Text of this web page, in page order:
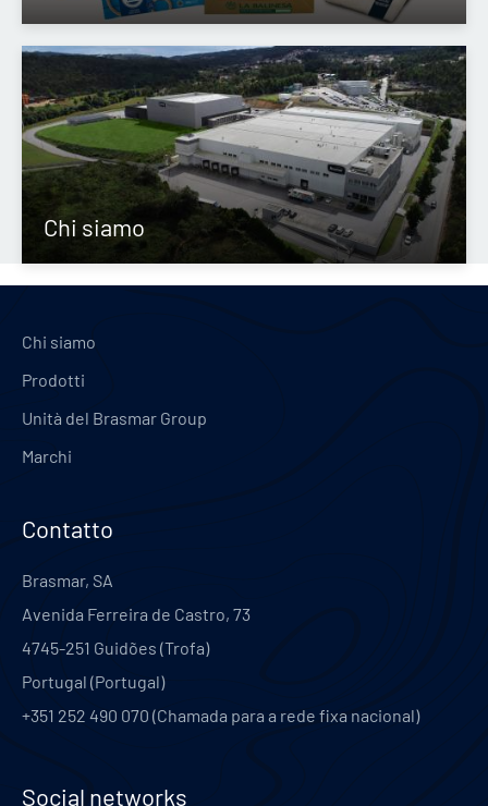
Chi siamo
Chi siamo
Prodotti
Unità del Brasmar Group
Marchi
Contatto
Brasmar, SA
Avenida Ferreira de Castro, 73
4745-251 Guidões (Trofa)
Portugal (Portugal)
+351 252 490 070 (Chamada para a rede fixa nacional)
Social networks